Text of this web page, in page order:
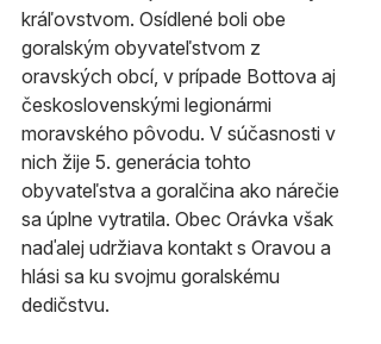
kráľovstvom. Osídlené boli obe
goralským obyvateľstvom z
oravských obcí, v prípade Bottova aj
československými legionármi
moravského pôvodu. V súčasnosti v
nich žije 5. generácia tohto
obyvateľstva a goralčina ako nárečie
sa úplne vytratila. Obec Orávka však
naďalej udržiava kontakt s Oravou a
hlási sa ku svojmu goralskému
dedičstvu.